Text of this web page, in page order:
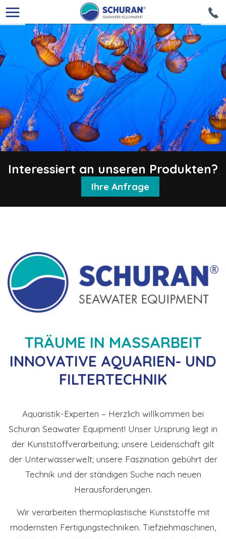
Interessiert an unseren Produkten?
Ihre Anfrage
TRÄUME IN MASSARBEIT
INNOVATIVE AQUARIEN- UND
FILTERTECHNIK
Aquaristik-Experten – Herzlich willkommen bei
Schuran Seawater Equipment! Unser Ursprung liegt in
der Kunststoffverarbeitung; unsere Leidenschaft gilt
der Unterwasserwelt; unsere Faszination gebührt der
Technik und der ständigen Suche nach neuen
Herausforderungen.
Wir verarbeiten thermoplastische Kunststoffe mit
modernsten Fertigungstechniken. Tiefziehmaschinen,